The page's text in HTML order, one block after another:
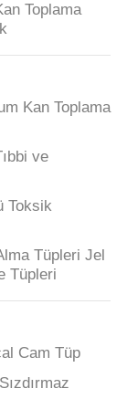
Toplama
Kan Toplama
ve
Toksik
Tüpleri Jel
Tüpleri
Cam Tüp